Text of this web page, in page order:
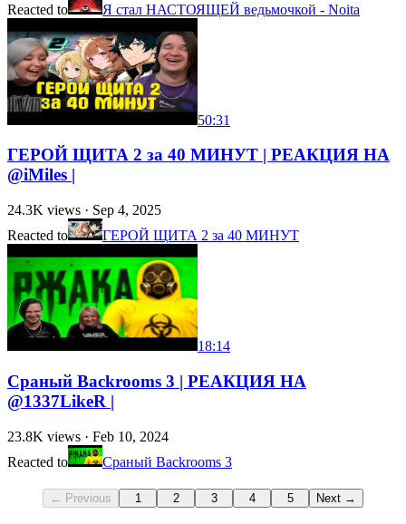
Reacted to
Я стал НАСТОЯЩЕЙ ведьмочкой - Noita
50:31
ГЕРОЙ ЩИТА 2 за 40 МИНУТ | РЕАКЦИЯ НА
@iMiles |
24.3K views · Sep 4, 2025
Reacted to
ГЕРОЙ ЩИТА 2 за 40 МИНУТ
18:14
Сраный Backrooms 3 | РЕАКЦИЯ НА
@1337LikeR |
23.8K views · Feb 10, 2024
Reacted to
Сраный Backrooms 3
← Previous 1 2 3 4 5 Next →